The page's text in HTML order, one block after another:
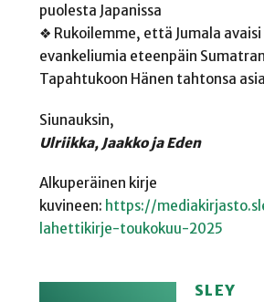
puolesta Japanissa
❖ Rukoilemme, että Jumala avaisi
evankeliumia eteenpäin
Tapahtukoon Hänen tahtonsa
Siunauksin,
Ulriikka, Jaakko ja Eden
Alkuperäinen kirje
kuvineen: https://
lahettikirje-toukokuu-2025
SLEY